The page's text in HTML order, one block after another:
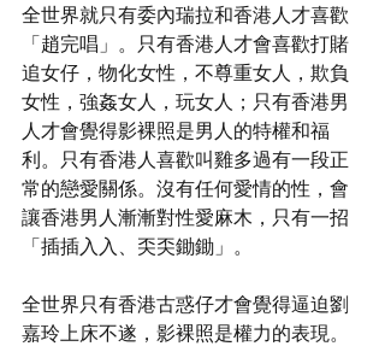
全世界就只有委內瑞拉和香港人才喜歡
「趙完唱」。只有香港人才會喜歡打賭
追女仔，物化女性，不尊重女人，欺負
女性，強姦女人，玩女人；只有香港男
人才會覺得影裸照是男人的特權和福
利。只有香港人喜歡叫雞多過有一段正
常的戀愛關係。沒有任何愛情的性，會
讓香港男人漸漸對性愛麻木，只有一招
「插插入入、奀奀鋤鋤」。
全世界只有香港古惑仔才會覺得逼迫劉
嘉玲上床不遂，影裸照是權力的表現。